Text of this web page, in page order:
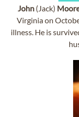
John(Jack)
Virginia on
illness. He is